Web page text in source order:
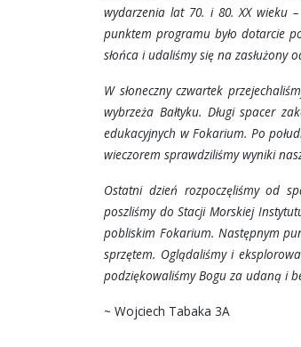
wydarzenia lat 70. i 80. XX wieku
punktem programu było dotarcie
słońca i udaliśmy się na zasłużony
W słoneczny czwartek
wybrzeża Bałtyku. Długi spacer
edukacyjnych w Fokarium. Po
wieczorem sprawdziliśmy wyniki
Ostatni dzień rozpoczęliśmy od
poszliśmy do Stacji Morskiej
pobliskim Fokarium. Następnym
sprzętem. Oglądaliśmy i
podziękowaliśmy Bogu za udaną i
~ Wojciech Tabaka 3A